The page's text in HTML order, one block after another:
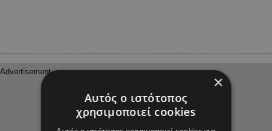
×
Αυτός ο ιστότοπος
χρησιμοποιεί cookies